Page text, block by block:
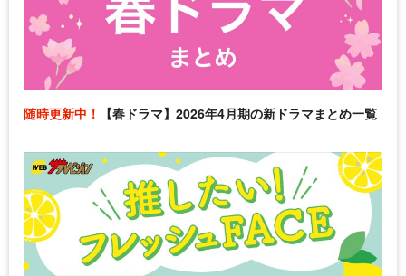
随時更新中！ 【春ドラマ】2026年4月期の新ドラマまとめ一覧